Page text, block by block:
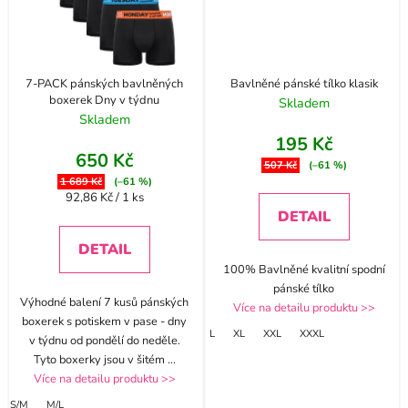
7-PACK pánských bavlněných
boxerek Dny v týdnu
Skladem
650 Kč
1 689 Kč (–61 %)
Měrná
92,86 Kč / 1 ks
DETAIL
Výhodné balení 7 kusů pánských
boxerek s potiskem v pase - dny
v týdnu od pondělí do neděle.
Tyto boxerky jsou v šitém ...
Více na detailu produktu >>
S/M M/L
Bavlněné pánské tílko klasik
Skladem
195 Kč
507 Kč (–61 %)
DETAIL
100% Bavlněné kvalitní spodní
pánské tílko
Více na detailu produktu >>
L XL XXL XXXL